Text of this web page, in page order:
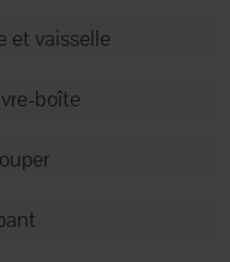
et vaisselle
boîte